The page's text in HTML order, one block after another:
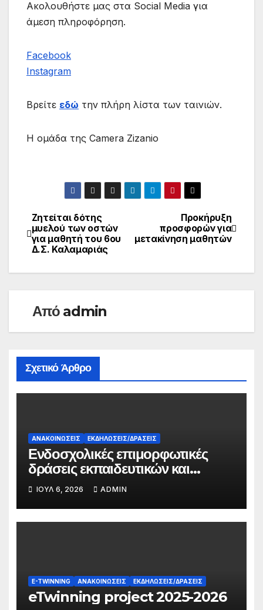
Ακολουθήστε μας στα Social Media για
άμεση πληροφόρηση.
Facebook
Instagram
Βρείτε εδώ την πλήρη λίστα των ταινιών.
Η ομάδα της Camera Zizanio
Πλοήγηση
άρθρων
Προκήρυξη
προσφορών για
μετακίνηση μαθητών
Ζητείται δότης
μυελού των οστών
για μαθητή του 6ου
Δ.Σ. Καλαμαριάς
Από admin
Σχετικό Άρθρο
ΑΝΑΚΟΙΝΏΣΕΙΣ ΕΚΔΗΛΏΣΕΙΣ/ΔΡΆΣΕΙΣ
Ενδοσχολικές επιμορφωτικές
δράσεις εκπαιδευτικών και
γονέων
ΙΟΎΛ 6, 2026 ADMIN
E-TWINNING ΑΝΑΚΟΙΝΏΣΕΙΣ ΕΚΔΗΛΏΣΕΙΣ/ΔΡΆΣΕΙΣ
eTwinning project 2025-2026